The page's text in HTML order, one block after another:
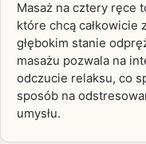
Masaż na cztery ręce
które chcą całkowicie
głębokim stanie
masażu pozwala na
odczucie relaksu, co
sposób na
umysłu.